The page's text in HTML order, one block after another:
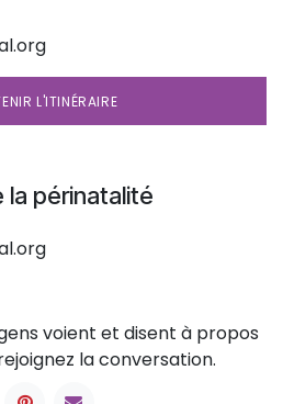
L'ITINÉRAIRE
périnatalité
voient et disent à propos
la conversation.